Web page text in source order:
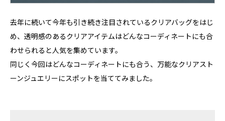
去年に続いて今年も引き続き注目されているクリアバッグをはじ
め、透明感のあるクリアアイテムはどんなコーディネートにも合
わせられると人気を集めています。
同じく今回はどんなコーディネートにも合う、万能なクリアスト
ーンジュエリーにスポットを当ててみました。